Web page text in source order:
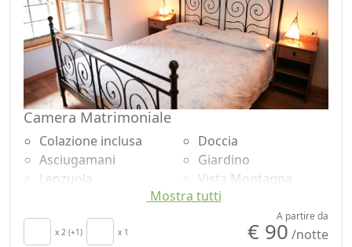
Camera Matrimoniale
Colazione inclusa
Asciugamani
Lenzuola
Guardaroba
Zona pranzo
Doccia
Giardino
Vista Montagna
Vista giardino
indipendente
Mostra tutti
x 2 (+1) x 1
A partire da
€ 90 /notte